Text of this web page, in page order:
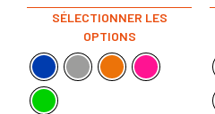
SÉLECTIONNER LES
OPTIONS